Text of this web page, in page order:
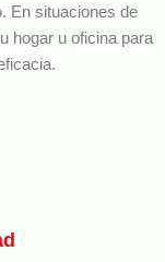
En situaciones de
hogar u oficina para